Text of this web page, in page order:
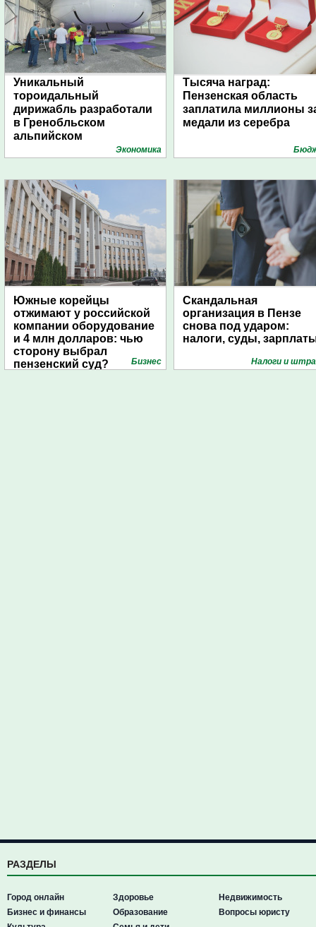
Уникальный
тороидальный
дирижабль разработали
в Гренобльском
альпийском
Экономика
Тысяча наград:
Пензенская область
заплатила миллионы
медали из серебра
Южные корейцы
отжимают у российской
компании оборудование
и 4 млн долларов: чью
сторону выбрал
пензенский суд?
Бизнес
Скандальная
организация в Пензе
снова под ударом:
налоги, суды,
Налоги и
РАЗДЕЛЫ
Город онлайн
Бизнес и финансы
Здоровье
Образование
Недвижимость
Вопросы юристу